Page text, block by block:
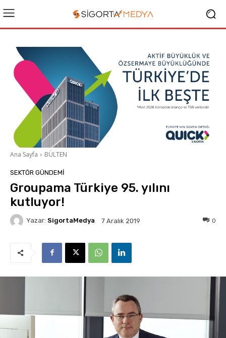
Ana Sayfa BÜLTEN
SEKTÖR GÜNDEMİ
Groupama Türkiye 95. yılını
kutluyor!
Yazar: SigortaMedya 7 Aralık 2019 0